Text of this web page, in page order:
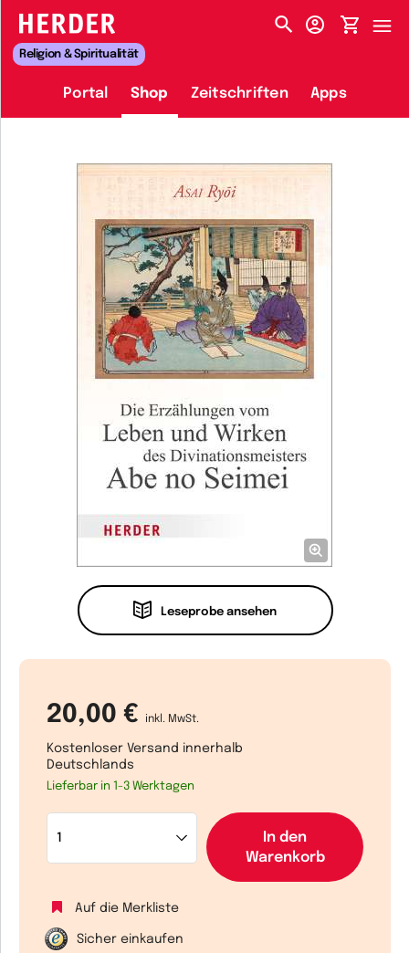
HERDER-MENÜ
Religion & Spiritualität
Portal Shop Zeitschriften Apps
Leseprobe ansehen
20,00 € inkl. MwSt.
Kostenloser Versand innerhalb
Deutschlands
Lieferbar in 1-3 Werktagen
In den
Warenkorb
Auf die Merkliste
Sicher einkaufen